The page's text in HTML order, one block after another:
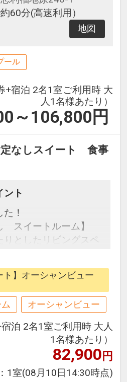
60分(高速利用）
地図
ール
+宿泊 2名1室ご利用時 大
人1名様あたり）
～106,800 円
定なしスイート 食事
ント
！
スイートルーム】
りとしたリビングスペ
用券2000円分付（お
用券4000円分付（お
用券6000円分付（お
サポートアイテム利用
がございます。一部有
ト】オーシャンビュー
オーシャンビュー
宿泊 2名1室ご利用時 大人
1名様あたり）
82,900円
1室(08月10日14:30時点)